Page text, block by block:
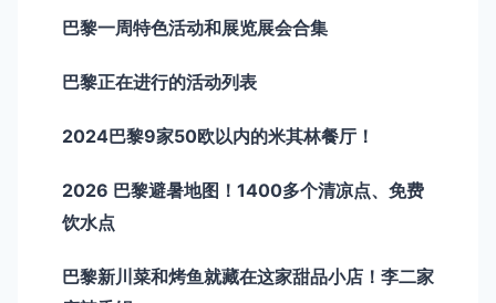
巴黎一周特色活动和展览展会合集
巴黎正在进行的活动列表
2024巴黎9家50欧以内的米其林餐厅！
2026 巴黎避暑地图！1400多个清凉点、免费
饮水点
巴黎新川菜和烤鱼就藏在这家甜品小店！李二家